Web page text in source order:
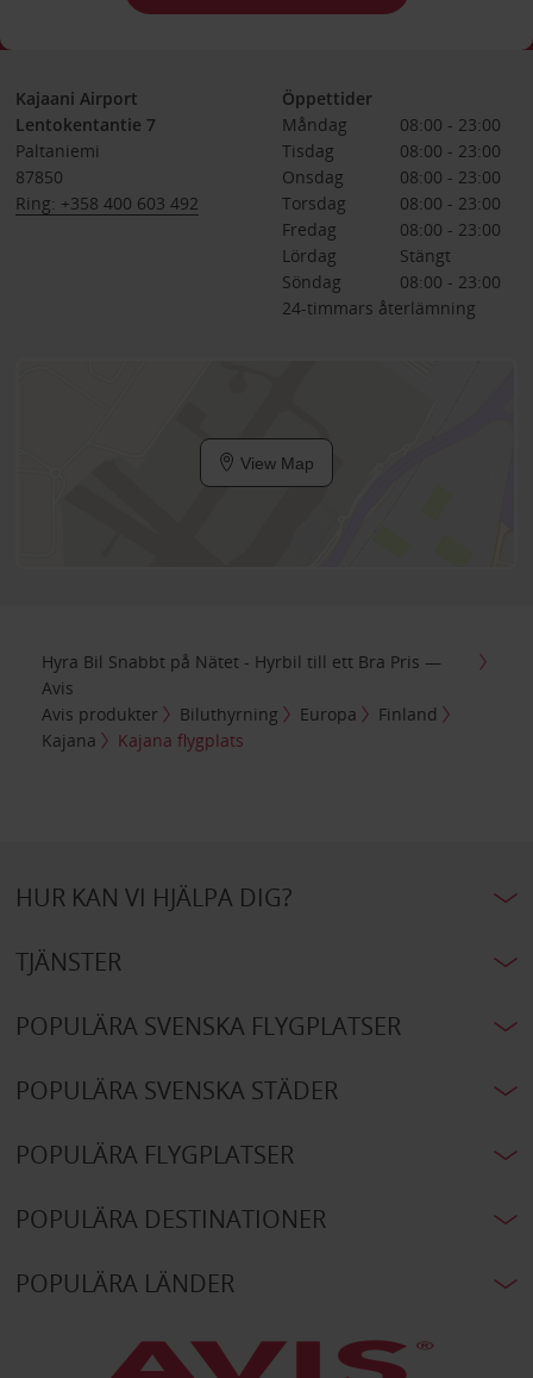
Kajaani Airport
Lentokentantie 7
Paltaniemi
87850
Ring: +358 400 603 492
Öppettider
Måndag
08:00 - 23:00
Tisdag
08:00 - 23:00
Onsdag
08:00 - 23:00
Torsdag
08:00 - 23:00
Fredag
08:00 - 23:00
Lördag
Stängt
Söndag
08:00 - 23:00
24-timmars återlämning
View Map
Hyra Bil Snabbt på Nätet - Hyrbil till ett Bra Pris —
Avis
Avis produkter
Biluthyrning Europa
Finland
Kajana
Kajana flygplats
HUR KAN VI HJÄLPA DIG?
TJÄNSTER
POPULÄRA SVENSKA FLYGPLATSER
POPULÄRA SVENSKA STÄDER
POPULÄRA FLYGPLATSER
POPULÄRA DESTINATIONER
POPULÄRA LÄNDER